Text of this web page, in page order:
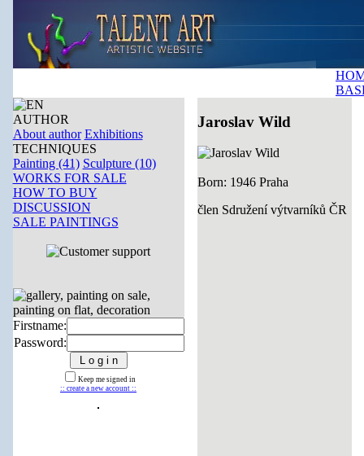
AUTHOR
About author Exhibitions
TECHNIQUES
Painting (41) Sculpture (10)
WORKS FOR SALE
HOW TO BUY
DISCUSSION
SALE PAINTINGS
Firstname:
Password:
Keep me signed in
:: create a new account ::
Jaroslav Wild
Born: 1946 Praha
člen Sdružení výtvarníků ČR